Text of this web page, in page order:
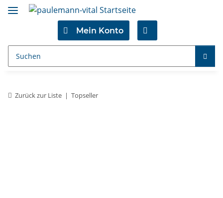
Mein Konto
Zurück zur Liste Topseller